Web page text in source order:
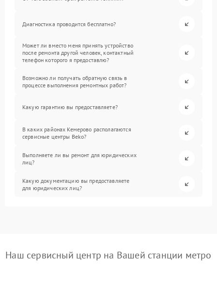
Диагностика проводится бесплатно?
Может ли вместо меня принять устройство
после ремонта другой человек, контактный
телефон которого я предоставлю?
Возможно ли получать обратную связь в
процессе выполнения ремонтных работ?
Какую гарантию вы предоставляете?
В каких районах Кемерово располагаются
сервисные центры Beko?
Выполняете ли вы ремонт для юридических
лиц?
Какую документацию вы предоставляете
для юридических лиц?
Наш сервисный центр на Вашей станции метро